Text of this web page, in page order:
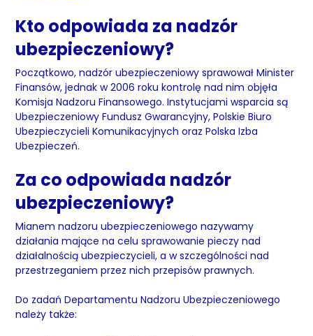
Kto odpowiada za nadzór
ubezpieczeniowy?
Początkowo, nadzór ubezpieczeniowy sprawował Minister
Finansów, jednak w 2006 roku kontrolę nad nim objęła
Komisja Nadzoru Finansowego. Instytucjami wsparcia są
Ubezpieczeniowy Fundusz Gwarancyjny, Polskie Biuro
Ubezpieczycieli Komunikacyjnych oraz Polska Izba
Ubezpieczeń.
Za co odpowiada nadzór
ubezpieczeniowy?
Mianem nadzoru ubezpieczeniowego nazywamy
działania mające na celu sprawowanie pieczy nad
działalnością ubezpieczycieli, a w szczególności nad
przestrzeganiem przez nich przepisów prawnych.
Do zadań Departamentu Nadzoru Ubezpieczeniowego
należy także: